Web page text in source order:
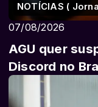
NOTÍCIAS (
07/08/2026
AGU quer
Discord no